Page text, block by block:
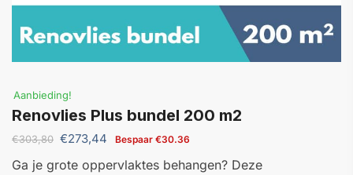
Aanbieding!
Renovlies Plus bundel 200 m2
€303,80 €273,44 Bespaar €30.36
Ga je grote oppervlaktes behangen? Deze